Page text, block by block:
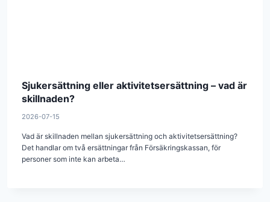
Sjukersättning eller aktivitetsersättning – vad är
skillnaden?
2026-07-15
Vad är skillnaden mellan sjukersättning och aktivitetsersättning?
Det handlar om två ersättningar från Försäkringskassan, för
personer som inte kan arbeta…